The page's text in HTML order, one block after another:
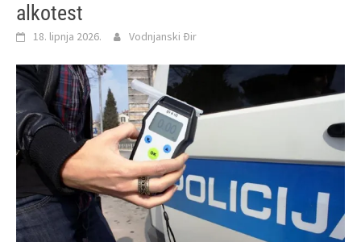
alkotest
18. lipnja 2026. Vodnjanski Đir